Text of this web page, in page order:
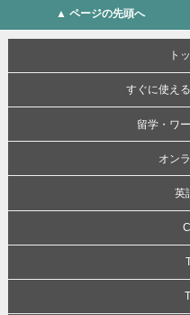
▲ ページの先頭へ
ト
すぐに使え
留学・ワ
オン
英